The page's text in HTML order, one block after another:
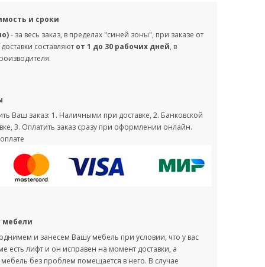
и сроки
- за весь заказ, в пределах "синей зоны", при заказе от
составляют от 1 до 30 рабочих дней, в
Ваш заказ: 1. Наличными при доставке, 2. Банковской
3. Оплатить заказ сразу при оформлении онлайн.
мебели
и занесем Вашу мебель при условии, что у вас
есть лифт и он исправен на момент доставки, а
без проблем помещается в него. В случае